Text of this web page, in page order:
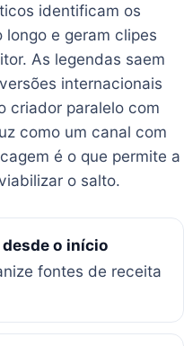
identificam os
e geram clipes
As legendas saem
internacionais
criador paralelo com
como um canal com
é o que permite a
o salto.
o início
fontes de receita